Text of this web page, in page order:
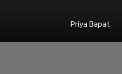
Priya Bapat